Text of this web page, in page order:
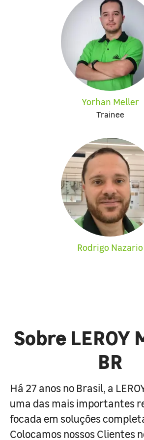
Yorhan Meller
Trainee
Rodrigo Nazario
Sobre LEROY
BR
Há 27 anos no Brasil, a
uma das mais importantes
focada em soluções
Colocamos nossos Clientes